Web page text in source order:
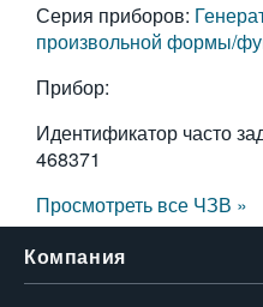
Серия приборов:
произвольной формы/
Прибор:
Идентификатор часто
468371
Просмотреть все ЧЗВ »
Компания